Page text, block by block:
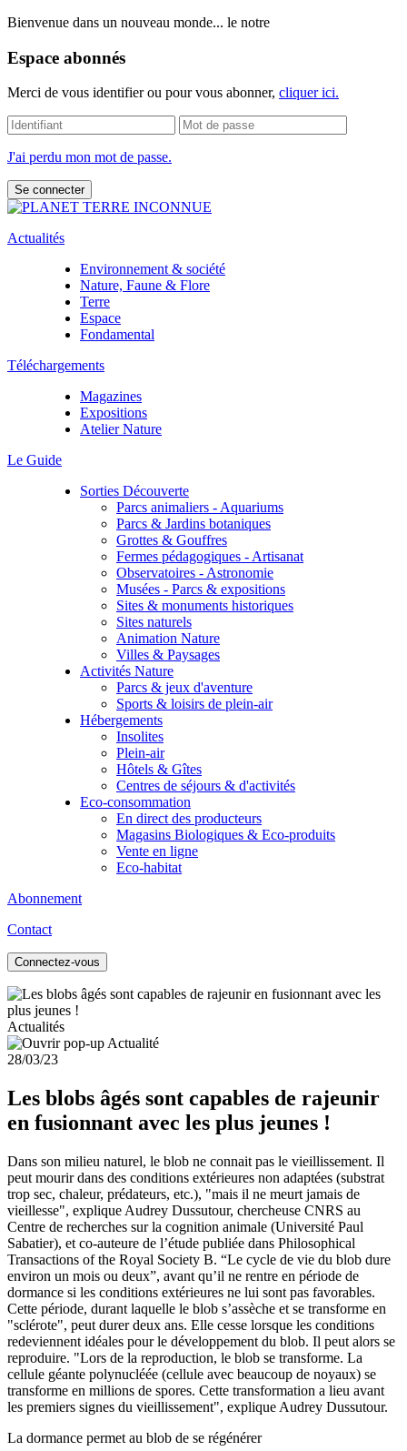
Bienvenue dans un nouveau monde... le notre
Espace abonnés
Merci de vous identifier ou pour vous abonner, cliquer ici.
J'ai perdu mon mot de passe.
Actualités
Environnement & société
Nature, Faune & Flore
Terre
Espace
Fondamental
Téléchargements
Magazines
Expositions
Atelier Nature
Le Guide
Sorties Découverte
Parcs animaliers - Aquariums
Parcs & Jardins botaniques
Grottes & Gouffres
Fermes pédagogiques - Artisanat
Observatoires - Astronomie
Musées - Parcs & expositions
Sites & monuments historiques
Sites naturels
Animation Nature
Villes & Paysages
Activités Nature
Parcs & jeux d'aventure
Sports & loisirs de plein-air
Hébergements
Insolites
Plein-air
Hôtels & Gîtes
Centres de séjours & d'activités
Eco-consommation
En direct des producteurs
Magasins Biologiques & Eco-produits
Vente en ligne
Eco-habitat
Abonnement
Contact
Connectez-vous
Actualités
28/03/23
Les blobs âgés sont capables de rajeunir
en fusionnant avec les plus jeunes !
Dans son milieu naturel, le blob ne connait pas le vieillissement. Il
peut mourir dans des conditions extérieures non adaptées (substrat
trop sec, chaleur, prédateurs, etc.), "mais il ne meurt jamais de
vieillesse", explique Audrey Dussutour, chercheuse CNRS au
Centre de recherches sur la cognition animale (Université Paul
Sabatier), et co-auteure de l’étude publiée dans Philosophical
Transactions of the Royal Society B. “Le cycle de vie du blob dure
environ un mois ou deux”, avant qu’il ne rentre en période de
dormance si les conditions extérieures ne lui sont pas favorables.
Cette période, durant laquelle le blob s’assèche et se transforme en
"sclérote", peut durer deux ans. Elle cesse lorsque les conditions
redeviennent idéales pour le développement du blob. Il peut alors se
reproduire. "Lors de la reproduction, le blob se transforme. La
cellule géante polynucléée (cellule avec beaucoup de noyaux) se
transforme en millions de spores. Cette transformation a lieu avant
les premiers signes du vieillissement", explique Audrey Dussutour.
La dormance permet au blob de se régénérer